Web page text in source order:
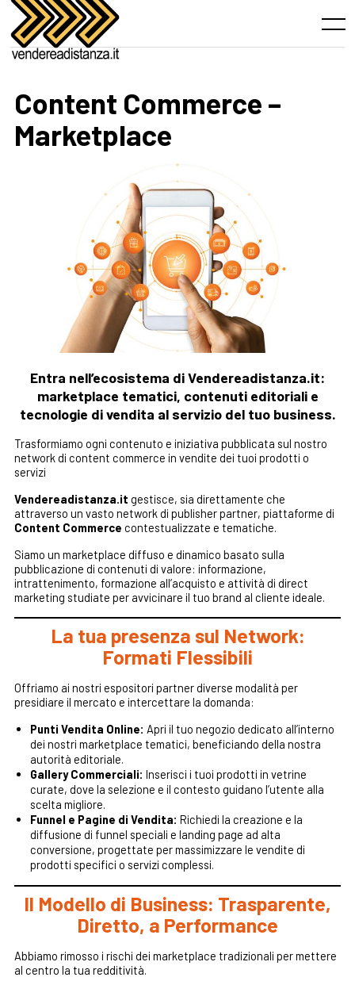
Skip
content
Menu
Content Commerce –
Marketplace
Entra nell’ecosistema di Vendereadistanza.it:
marketplace tematici, contenuti editoriali e
tecnologie di vendita al servizio del tuo business.
Trasformiamo ogni contenuto e iniziativa pubblicata sul nostro
network di content commerce in vendite dei tuoi prodotti o
servizi
Vendereadistanza.it gestisce, sia direttamente che
attraverso un vasto network di publisher partner, piattaforme di
Content Commerce contestualizzate e tematiche.
Siamo un marketplace diffuso e dinamico basato sulla
pubblicazione di contenuti di valore: informazione,
intrattenimento, formazione all’acquisto e attività di direct
marketing studiate per avvicinare il tuo brand al cliente ideale.
La tua presenza sul Network:
Formati Flessibili
Offriamo ai nostri espositori partner diverse modalità per
presidiare il mercato e intercettare la domanda:
Punti Vendita Online: Apri il tuo negozio dedicato all’interno
dei nostri marketplace tematici, beneficiando della nostra
autorità editoriale.
Gallery Commerciali: Inserisci i tuoi prodotti in vetrine
curate, dove la selezione e il contesto guidano l’utente alla
scelta migliore.
Funnel e Pagine di Vendita: Richiedi la creazione e la
diffusione di funnel speciali e landing page ad alta
conversione, progettate per massimizzare le vendite di
prodotti specifici o servizi complessi.
Il Modello di Business: Trasparente,
Diretto, a Performance
Abbiamo rimosso i rischi dei marketplace tradizionali per mettere
al centro la tua redditività.